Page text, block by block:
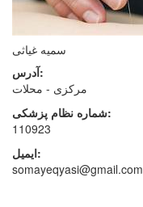
سمیه غیاثی
آدرس:
مركزی - محلات
شماره نظام پزشکی:
110923
ایمیل:
somayeqyasi@gmail.com